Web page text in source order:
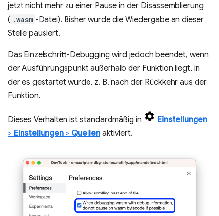
jetzt nicht mehr zu einer Pause in der Disassemblierung
( .wasm -Datei). Bisher wurde die Wiedergabe an dieser
Stelle pausiert.
Das Einzelschritt-Debugging wird jedoch beendet, wenn
der Ausführungspunkt außerhalb der Funktion liegt, in
der es gestartet wurde, z. B. nach der Rückkehr aus der
Funktion.
Dieses Verhalten ist standardmäßig in
Einstellungen
> Einstellungen > Quellen aktiviert.